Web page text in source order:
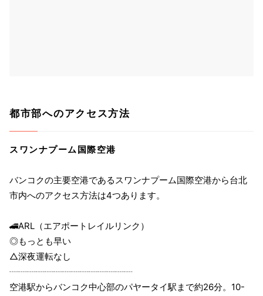
都市部へのアクセス方法
スワンナプーム国際空港
バンコクの主要空港であるスワンナプーム国際空港から台北
市内へのアクセス方法は4つあります。
🚄ARL（エアポートレイルリンク）
◎もっとも早い
△深夜運転なし
┈┈┈┈┈┈┈┈┈┈┈┈┈┈
空港駅からバンコク中心部のパヤータイ駅まで約26分。10-